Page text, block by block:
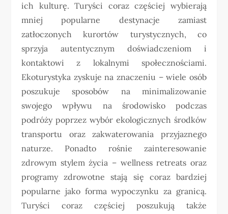
ich kulturę. Turyści coraz częściej wybierają
mniej popularne destynacje zamiast
zatłoczonych kurortów turystycznych, co
sprzyja autentycznym doświadczeniom i
kontaktowi z lokalnymi społecznościami.
Ekoturystyka zyskuje na znaczeniu – wiele osób
poszukuje sposobów na minimalizowanie
swojego wpływu na środowisko podczas
podróży poprzez wybór ekologicznych środków
transportu oraz zakwaterowania przyjaznego
naturze. Ponadto rośnie zainteresowanie
zdrowym stylem życia – wellness retreats oraz
programy zdrowotne stają się coraz bardziej
popularne jako forma wypoczynku za granicą.
Turyści coraz częściej poszukują także